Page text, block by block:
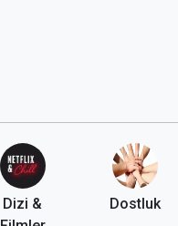
Dizi &
Dostluk